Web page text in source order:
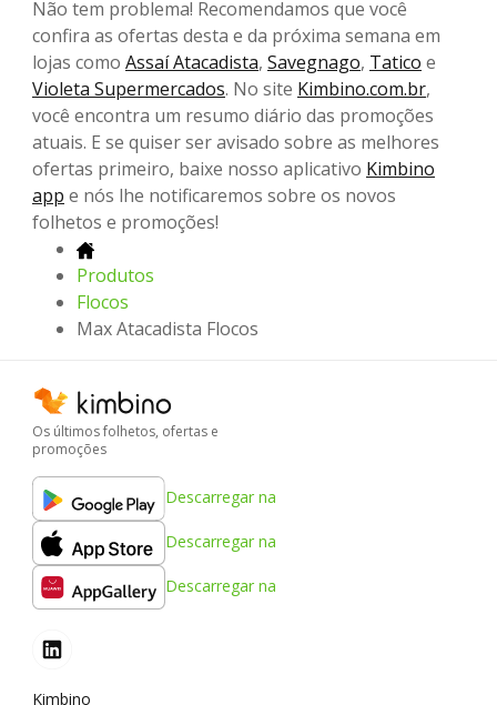
Não tem problema! Recomendamos que você
confira as ofertas desta e da próxima semana em
lojas como Assaí Atacadista, Savegnago, Tatico e
Violeta Supermercados. No site Kimbino.com.br,
você encontra um resumo diário das promoções
atuais. E se quiser ser avisado sobre as melhores
ofertas primeiro, baixe nosso aplicativo Kimbino
app e nós lhe notificaremos sobre os novos
folhetos e promoções!
Produtos
Flocos
Max Atacadista Flocos
Os últimos folhetos, ofertas e
promoções
Descarregar na
Descarregar na
Descarregar na
Kimbino